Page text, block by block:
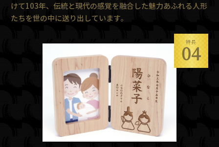
けて103年、伝統と現代の感覚を融合した魅力あふれる人形
たちを世の中に送り出しています。
特長
04